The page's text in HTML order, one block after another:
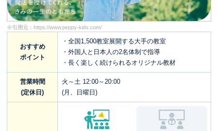
※引用元： https://www.peppy-kids.com/
おすすめ
ポイント
・全国1,500教室展開する大手の教室
・外国人と日本人の2名体制で指導
・長く楽しく続けられるオリジナル教材
営業時間
(定休日)
火～土 12:00～20:00
(月、日曜日)